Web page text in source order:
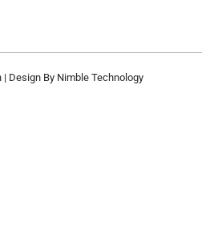
Design By Nimble Technology